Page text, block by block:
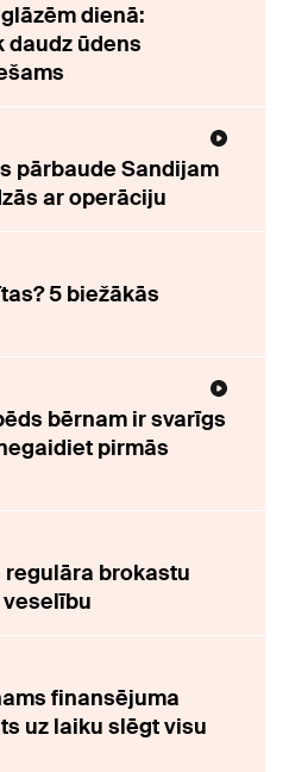
dienā:
ūdens
pārbaude Sandijam
ar operāciju
5 biežākās
bērnam ir svarīgs
pirmās
brokastu
finansējuma
uz laiku slēgt visu